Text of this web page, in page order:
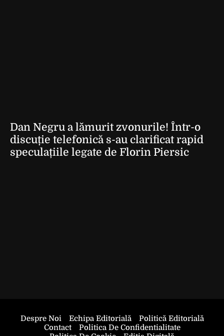
Dan Negru a lămurit zvonurile! Într-o
discuție telefonică s-au clarificat rapid
speculațiile legate de Florin Piersic
Despre Noi Echipa Editorială
Politică Editorială
Contact
Politica De Confidentialitate